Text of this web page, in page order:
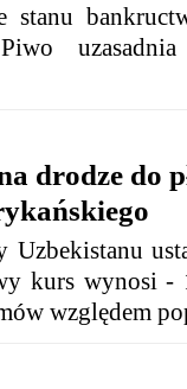
stanu
drodze do
Uzbekistanu
kurs wynosi
względem